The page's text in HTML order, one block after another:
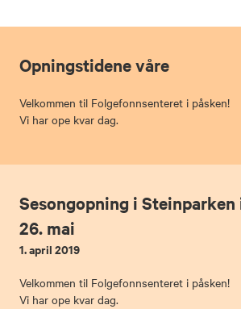
Opningstidene våre
Velkommen til Folgefonnsenteret i påsken!
Vi har ope kvar dag.
Sesongopning i Steinparken
26. mai
1. april 2019
Velkommen til Folgefonnsenteret i påsken!
Vi har ope kvar dag.